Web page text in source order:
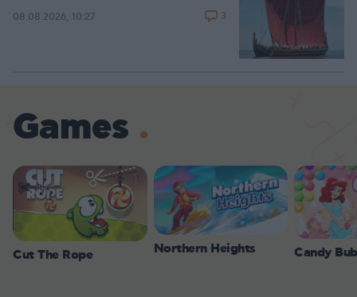
08.08.2026, 10:27 3
Games
Cut The Rope Northern Heights Candy